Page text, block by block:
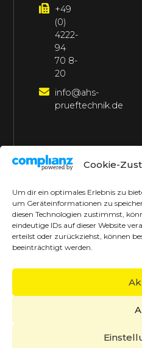
Cookie-
Um dir ein optimales Erlebnis zu
um Geräteinformationen zu
diesen Technologien zustimmst,
eindeutige IDs auf dieser Website
erteilst oder zurückziehst, können
beeinträchtigt werden.
+49
(0)
4222-
94
70 8-
20
info@ahs-
prueftechnik.de
©2026 AHS Prüftechnik